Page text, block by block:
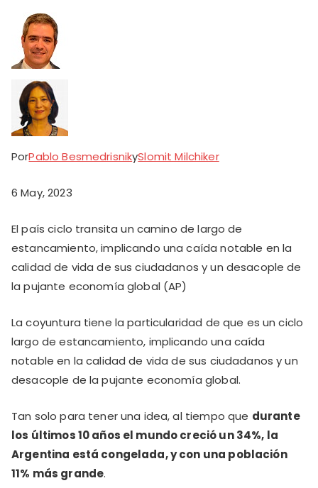
PorPablo BesmedrisnikySlomit Milchiker
6 May, 2023
El país ciclo transita un camino de largo de
estancamiento, implicando una caída notable en la
calidad de vida de sus ciudadanos y un desacople de
la pujante economía global (AP)
La coyuntura tiene la particularidad de que es un ciclo
largo de estancamiento, implicando una caída
notable en la calidad de vida de sus ciudadanos y un
desacople de la pujante economía global.
Tan solo para tener una idea, al tiempo que durante
los últimos 10 años el mundo creció un 34%, la
Argentina está congelada, y con una población
11% más grande.